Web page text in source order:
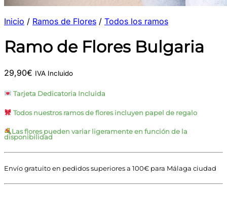
Inicio / Ramos de Flores / Todos los ramos
Ramo de Flores Bulgaria
29,90€ IVA Incluido
Tarjeta Dedicatoria Incluida
Todos nuestros ramos de flores incluyen papel de regalo
Las flores pueden variar ligeramente en función de la
disponibilidad
Envío gratuito en pedidos superiores a 100€ para Málaga ciudad